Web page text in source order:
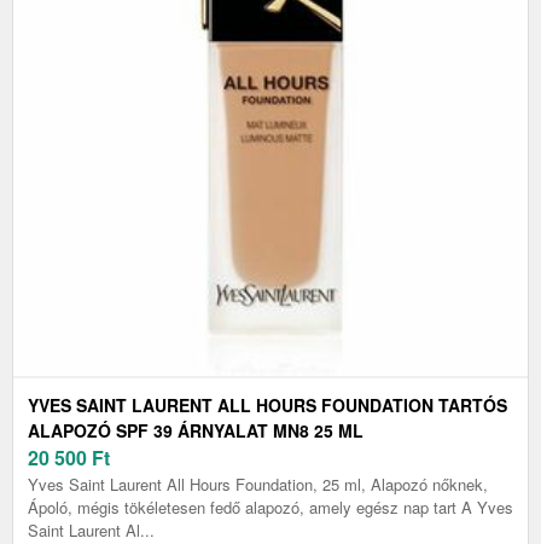
YVES SAINT LAURENT ALL HOURS FOUNDATION TARTÓS
ALAPOZÓ SPF 39 ÁRNYALAT MN8 25 ML
20 500 Ft
Yves Saint Laurent All Hours Foundation, 25 ml, Alapozó nőknek,
Ápoló, mégis tökéletesen fedő alapozó, amely egész nap tart A Yves
Saint Laurent Al...